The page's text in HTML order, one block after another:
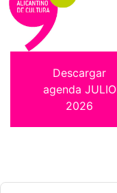
Descargar
agenda JULIO
2026